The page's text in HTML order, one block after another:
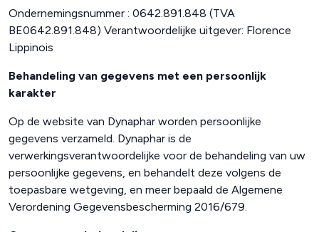
Ondernemingsnummer : 0642.891.848 (TVA
BE0642.891.848) Verantwoordelijke uitgever: Florence
Lippinois
Behandeling van gegevens met een persoonlijk
karakter
Op de website van Dynaphar worden persoonlijke
gegevens verzameld. Dynaphar is de
verwerkingsverantwoordelijke voor de behandeling van uw
persoonlijke gegevens, en behandelt deze volgens de
toepasbare wetgeving, en meer bepaald de Algemene
Verordening Gegevensbescherming 2016/679.